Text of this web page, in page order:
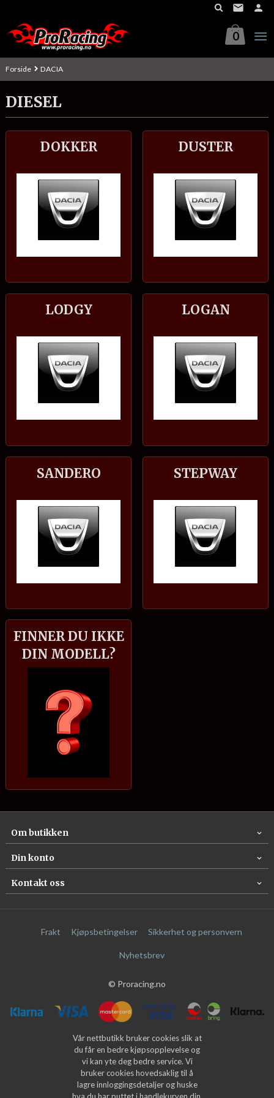
innholdet
0
Forside DACIA
DIESEL
DOKKER DUSTER
LODGY LOGAN
SANDERO STEPWAY
FINNER DU IKKE
DIN MODELL?
Om butikken
Din konto
Kontakt oss
Frakt Kjøpsbetingelser Sikkerhet og personvern
Nyhetsbrev
© Proracing.no
Vår nettbutikk bruker cookies slik at
du får en bedre kjøpsopplevelse og
vi kan yte deg bedre service. Vi
bruker cookies hovedsaklig til å
lagre innloggingsdetaljer og huske